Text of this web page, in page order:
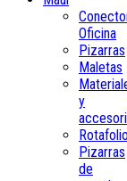
Oficina
Pizarras
Maletas
y
Pizarras
de